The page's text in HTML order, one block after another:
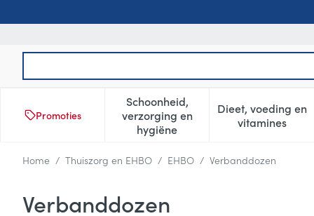
Promoties
Schoonheid,
verzorging en
hygiëne
Toon submenu voor
Dieet, voeding en
vitamines
Toon
Home / Thuiszorg en EHBO / EHBO / Verbanddozen
Verbanddozen